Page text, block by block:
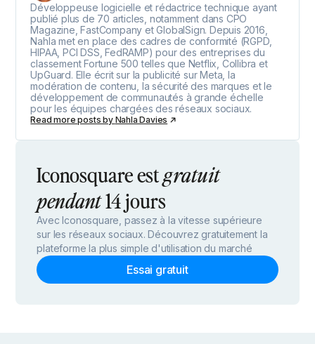
Développeuse logicielle et rédactrice technique ayant
publié plus de 70 articles, notamment dans CPO
Magazine, FastCompany et GlobalSign. Depuis 2016,
Nahla met en place des cadres de conformité (RGPD,
HIPAA, PCI DSS, FedRAMP) pour des entreprises du
classement Fortune 500 telles que Netflix, Collibra et
UpGuard. Elle écrit sur la publicité sur Meta, la
modération de contenu, la sécurité des marques et le
développement de communautés à grande échelle
pour les équipes chargées des réseaux sociaux.
Read more posts by Nahla Davies
Iconosquare estgratuit
pendant14 jours
Avec Iconosquare, passez à la vitesse supérieure
sur les réseaux sociaux. Découvrez gratuitement la
plateforme la plus simple d'utilisation du marché
Essai gratuit